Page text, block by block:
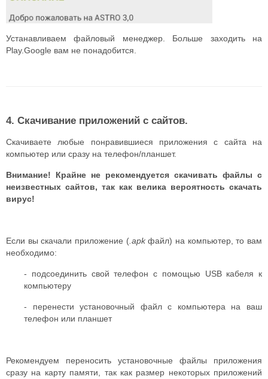
Устанавливаем файловый менеджер. Больше заходить на
Play.Google вам не понадобится.
4. Скачивание приложений с сайтов.
Скачиваете любые понравившиеся приложения с сайта на
компьютер или сразу на телефон/планшет.
Внимание! Крайне не рекомендуется скачивать файлы с
неизвестных сайтов, так как велика вероятность скачать
вирус!
Если вы скачали приложение (.apkфайл) на компьютер, то вам
необходимо:
- подсоединить свой телефон с помощью USB кабеля к
компьютеру
- перенести установочный файл с компьютера на ваш
телефон или планшет
Рекомендуем переносить установочные файлы приложения
сразу на карту памяти, так как размер некоторых приложений